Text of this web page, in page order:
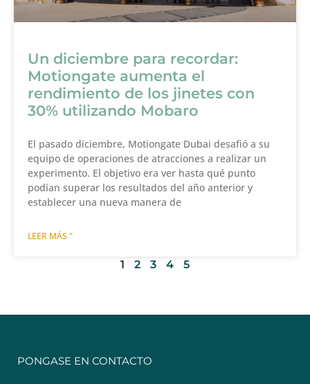
Un diciembre para recordar:
Motiongate aumenta el
rendimiento de los jinetes con
30% utilizando Mobaro
El pasado diciembre, Motiongate Dubai desafió a su
equipo de operaciones de atracciones a realizar un
experimento. El objetivo era ver hasta qué punto
podían superar los resultados del año anterior y
establecer una nueva manera de
LEER MÁS "
1 2 3 4 5
PONGASE EN CONTACTO